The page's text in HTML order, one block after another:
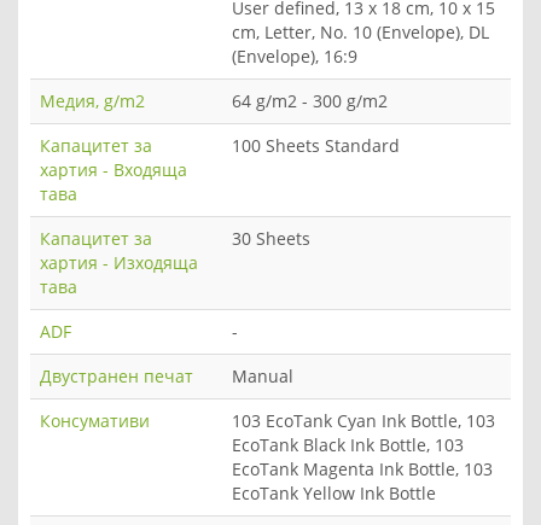
User defined, 13 x 18 cm, 10 x 15
cm, Letter, No. 10 (Envelope), DL
(Envelope), 16:9
Медия, g/m2
64 g/m2 - 300 g/m2
Капацитет за
хартия - Входяща
тава
100 Sheets Standard
Капацитет за
хартия - Изходяща
тава
30 Sheets
ADF
-
Двустранен печат
Manual
Консумативи
103 EcoTank Cyan Ink Bottle, 103
EcoTank Black Ink Bottle, 103
EcoTank Magenta Ink Bottle, 103
EcoTank Yellow Ink Bottle